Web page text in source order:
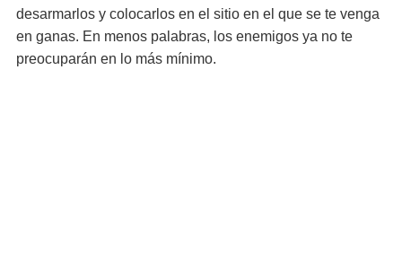
desarmarlos y colocarlos en el sitio en el que se te venga
en ganas. En menos palabras, los enemigos ya no te
preocuparán en lo más mínimo.